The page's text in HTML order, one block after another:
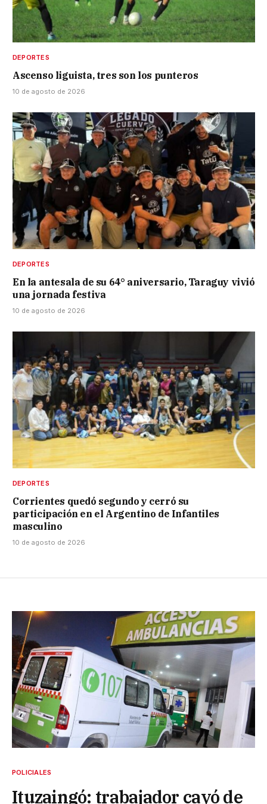
DEPORTES
Ascenso liguista, tres son los punteros
10 de agosto de 2026
DEPORTES
En la antesala de su 64° aniversario, Taraguy vivió
una jornada festiva
10 de agosto de 2026
DEPORTES
Corrientes quedó segundo y cerró su
participación en el Argentino de Infantiles
masculino
10 de agosto de 2026
POLICIALES
Ituzaingó: trabajador cayó de